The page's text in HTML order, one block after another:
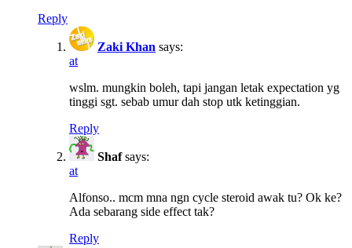
Reply
Zaki Khan says:
at
wslm. mungkin boleh, tapi jangan letak expectation yg
tinggi sgt. sebab umur dah stop utk ketinggian.
Reply
Shaf says:
at
Alfonso.. mcm mna ngn cycle steroid awak tu? Ok ke?
Ada sebarang side effect tak?
Reply